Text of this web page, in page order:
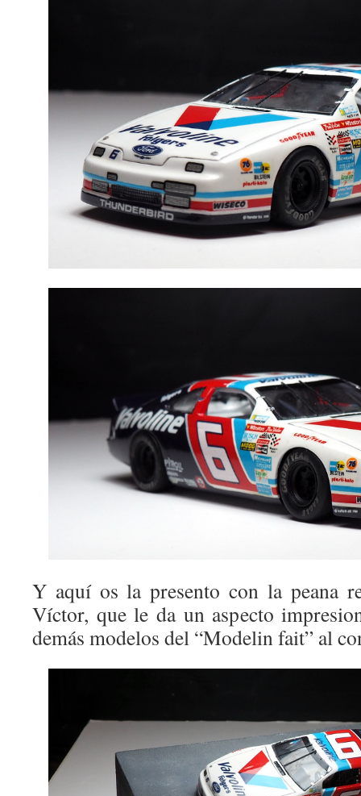
Y aquí os la presento con la peana
Víctor, que le da un aspecto
demás modelos del “Modelin fait” al